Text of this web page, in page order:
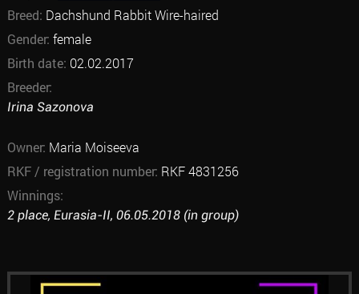
Breed: Dachshund Rabbit Wire-haired
Gender: female
Birth date: 02.02.2017
Breeder:
Irina Sazonova
Owner: Maria Moiseeva
RKF / registration number: RKF 4831256
Winnings:
2 place, Eurasia-II, 06.05.2018 (in group)